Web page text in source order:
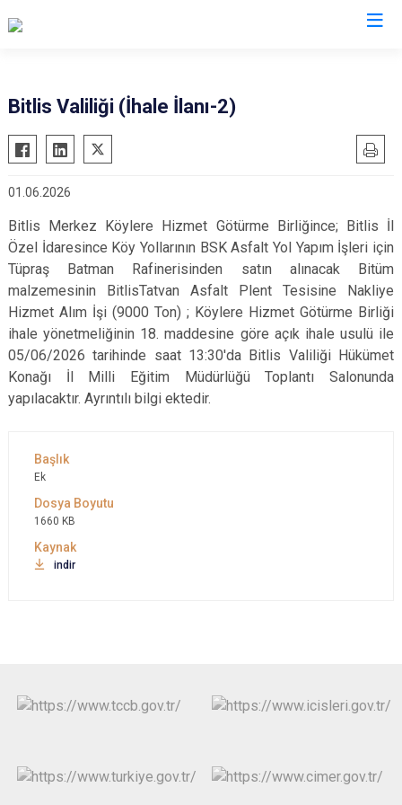
Bitlis Valiliği (İhale İlanı-2)
01.06.2026
Bitlis Merkez Köylere Hizmet Götürme Birliğince; Bitlis İl
Özel İdaresince Köy Yollarının BSK Asfalt Yol Yapım İşleri için
Tüpraş Batman Rafinerisinden satın alınacak Bitüm
malzemesinin BitlisTatvan Asfalt Plent Tesisine Nakliye
Hizmet Alım İşi (9000 Ton) ; Köylere Hizmet Götürme Birliği
ihale yönetmeliğinin 18. maddesine göre açık ihale usulü ile
05/06/2026 tarihinde saat 13:30'da Bitlis Valiliği Hükümet
Konağı İl Milli Eğitim Müdürlüğü Toplantı Salonunda
yapılacaktır. Ayrıntılı bilgi ektedir.
Ek
1660 KB
indir